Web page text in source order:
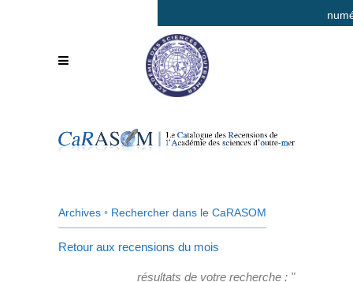
Archives • Rechercher dans le CaRASOM
Retour aux recensions du mois
résultats de votre recherche : "